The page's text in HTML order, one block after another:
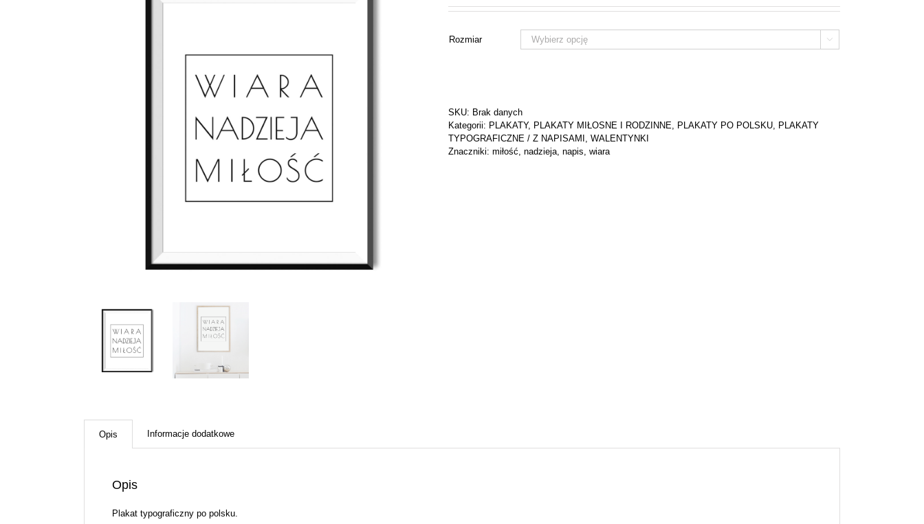
od
89,00 zł
Rozmiar 
SKU: Brak danych
Kategorii: PLAKATY, PLAKATY MIŁOSNE I RODZINNE, PLAKATY PO POLSKU, PLAKATY
TYPOGRAFICZNE / Z NAPISAMI , WALENTYNKI
Znaczniki: miłość, nadzieja, napis, wiara
Opis Informacje dodatkowe
Opis
Plakat typograficzny po polsku.